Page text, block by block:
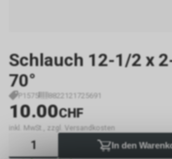
Schlauch 12-1/2 x
70°
P1575 8822121725691
10.00CHF
inkl. MwSt., zzgl. Versandkosten
In den